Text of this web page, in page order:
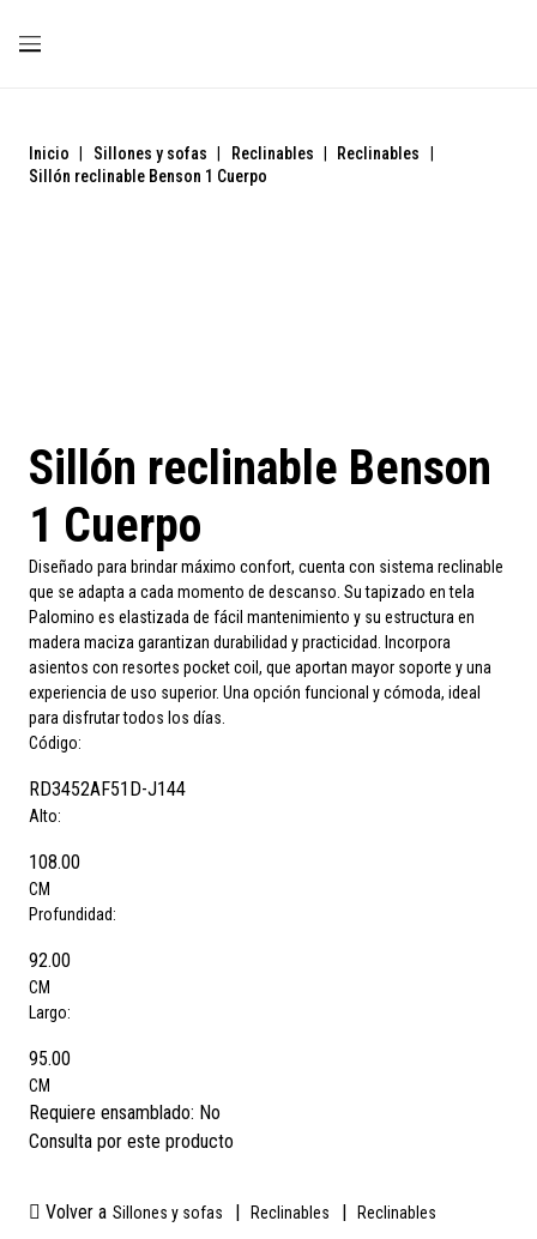
Inicio | Sillones y sofas | Reclinables | Reclinables
|
Sillón reclinable Benson 1 Cuerpo
Sillón reclinable Benson
1 Cuerpo
Diseñado para brindar máximo confort, cuenta con sistema reclinable
que se adapta a cada momento de descanso. Su tapizado en tela
Palomino es elastizada de fácil mantenimiento y su estructura en
madera maciza garantizan durabilidad y practicidad. Incorpora
asientos con resortes pocket coil, que aportan mayor soporte y una
experiencia de uso superior. Una opción funcional y cómoda, ideal
para disfrutar todos los días.
Código:
RD3452AF51D-J144
Alto:
108.00
CM
Profundidad:
92.00
CM
Largo:
95.00
CM
Requiere ensamblado: No
Consulta por este producto
Volver a Sillones y sofas | Reclinables | Reclinables